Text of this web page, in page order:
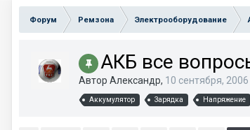
Форум Ремзона Электрооборудование
АКБ все
Автор Александр, 10 сентября, 2006
Аккумулятор Зарядка Напряжение